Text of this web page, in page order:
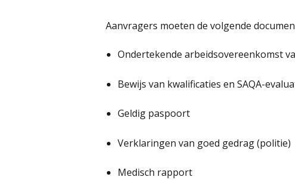
Aanvragers moeten de volgende
Ondertekende arbeidsovereenkomst
Bewijs van kwalificaties en SAQA-
Geldig paspoort
Verklaringen van goed gedrag (politie)
Medisch rapport